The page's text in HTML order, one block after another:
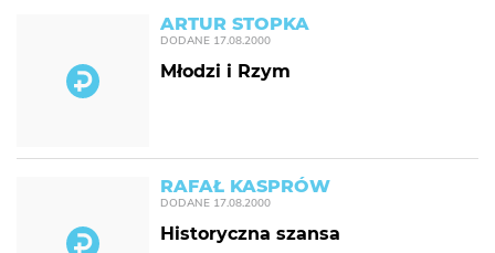
ARTUR STOPKA
DODANE 17.08.2000
Młodzi i Rzym
RAFAŁ KASPRÓW
DODANE 17.08.2000
Historyczna szansa